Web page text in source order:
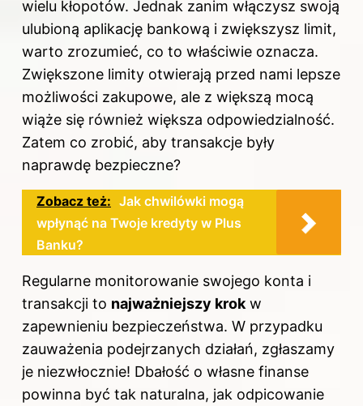
wielu kłopotów. Jednak zanim włączysz swoją
ulubioną aplikację bankową i zwiększysz limit,
warto zrozumieć, co to właściwie oznacza.
Zwiększone limity otwierają przed nami lepsze
możliwości zakupowe, ale z większą mocą
wiąże się również większa odpowiedzialność.
Zatem co zrobić, aby transakcje były
naprawdę bezpieczne?
Zobacz też: Jak chwilówki mogą
wpłynąć na Twoje kredyty w Plus
Banku?
Regularne monitorowanie swojego konta i
transakcji to najważniejszy krok w
zapewnieniu bezpieczeństwa. W przypadku
zauważenia podejrzanych działań, zgłaszamy
je niezwłocznie! Dbałość o własne finanse
powinna być tak naturalna, jak odpicowanie